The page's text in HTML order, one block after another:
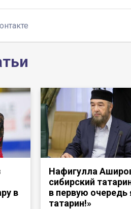
в
Нафигулла
сибирский
в первую очередь
татарин!»